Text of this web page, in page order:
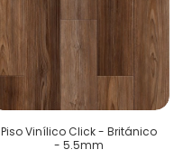
Piso Vinílico Click - Británico
- 5.5mm